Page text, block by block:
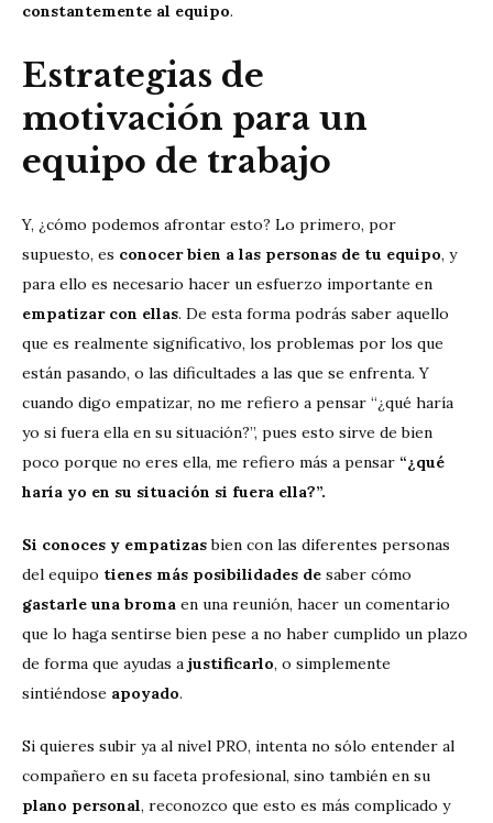
constantemente al equipo.
Estrategias de
motivación para un
equipo de trabajo
Y, ¿cómo podemos afrontar esto? Lo primero, por
supuesto, es conocer bien a las personas de tu equipo, y
para ello es necesario hacer un esfuerzo importante en
empatizar con ellas. De esta forma podrás saber aquello
que es realmente significativo, los problemas por los que
están pasando, o las dificultades a las que se enfrenta. Y
cuando digo empatizar, no me refiero a pensar “¿qué haría
yo si fuera ella en su situación?”, pues esto sirve de bien
poco porque no eres ella, me refiero más a pensar “¿qué
haría yo en su situación si fuera ella?”.
Si conoces y empatizasbien con las diferentes personas
del equipo tienes más posibilidades de saber cómo
gastarle una broma en una reunión, hacer un comentario
que lo haga sentirse bien pese a no haber cumplido un plazo
de forma que ayudas a justificarlo, o simplemente
sintiéndose apoyado.
Si quieres subir ya al nivel PRO, intenta no sólo entender al
compañero en su faceta profesional, sino también en su
plano personal, reconozco que esto es más complicado y